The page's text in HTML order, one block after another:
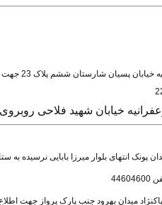
پسیان شارستان ششم پلاک 23 جهت اطلاع از ساعت و روزهای کلاس ها لطفا تماس
خیابان شهید فلاحی روبروی
پونک انتهای بلوار میرزا بابایی نرسیده
پاکنژاد میدان بهرود جنب پارک پرواز جهت